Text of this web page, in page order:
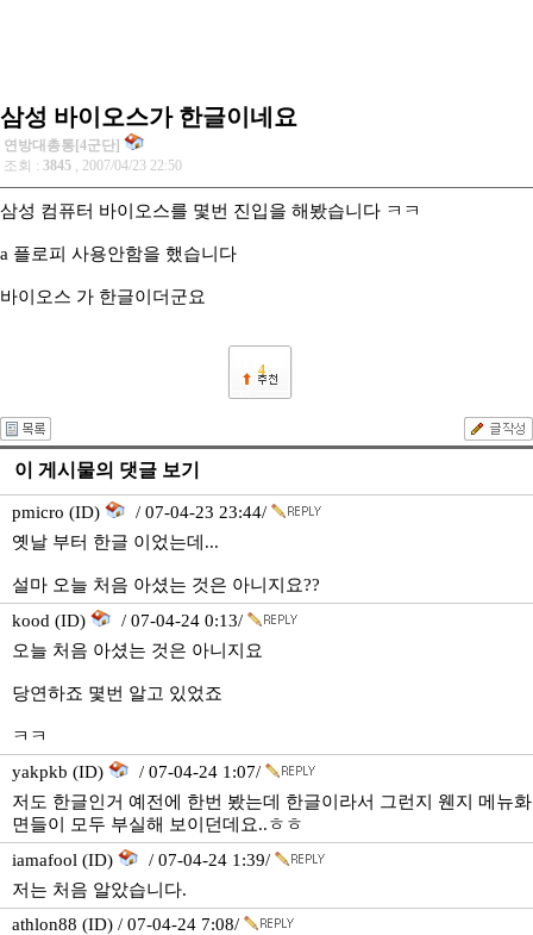
삼성 바이오스가 한글이네요
연방대총통[4군단]
조회 : 3845 , 2007/04/23 22:50
삼성 컴퓨터 바이오스를 몇번 진입을 해봤습니다 ㅋㅋ
a 플로피 사용안함을 했습니다
바이오스 가 한글이더군요
4
이 게시물의 댓글 보기
pmicro (ID)
/ 07-04-23 23:44/
옛날 부터 한글 이었는데...
설마 오늘 처음 아셨는 것은 아니지요??
kood (ID)
/ 07-04-24 0:13/
오늘 처음 아셨는 것은 아니지요
당연하죠 몇번 알고 있었죠
ㅋㅋ
yakpkb (ID)
/ 07-04-24 1:07/
저도 한글인거 예전에 한번 봤는데 한글이라서 그런지 웬지 메뉴화
면들이 모두 부실해 보이던데요..ㅎㅎ
iamafool (ID)
/ 07-04-24 1:39/
저는 처음 알았습니다.
athlon88 (ID) / 07-04-24 7:08/